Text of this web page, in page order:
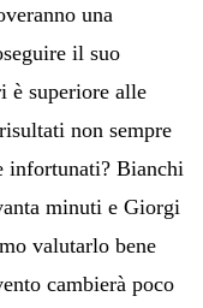
una
il suo
è superiore alle
non sempre
infortunati? Bianchi
minuti e Giorgi
valutarlo bene
cambierà poco